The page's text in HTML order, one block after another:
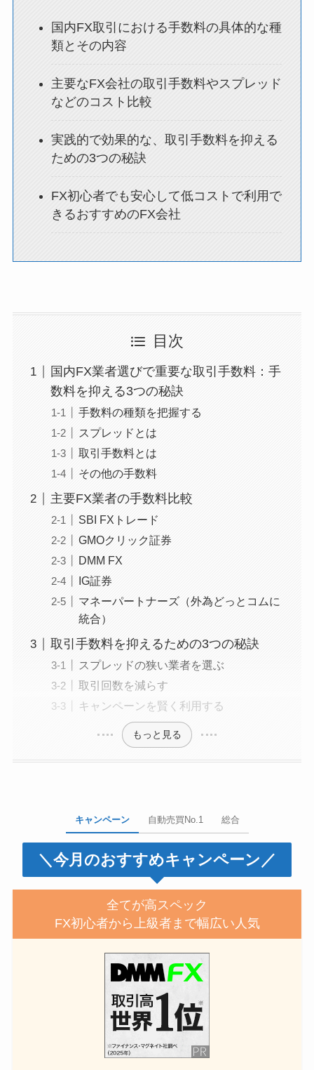
国内FX取引における手数料の具体的な種
類とその内容
主要なFX会社の取引手数料やスプレッド
などのコスト比較
実践的で効果的な、取引手数料を抑える
ための3つの秘訣
FX初心者でも安心して低コストで利用で
きるおすすめのFX会社
目次
国内FX業者選びで重要な取引手数料：手
数料を抑える3つの秘訣
手数料の種類を把握する
スプレッドとは
取引手数料とは
その他の手数料
主要FX業者の手数料比較
SBI FXトレード
GMOクリック証券
DMM FX
IG証券
マネーパートナーズ（外為どっとコムに
統合）
取引手数料を抑えるための3つの秘訣
スプレッドの狭い業者を選ぶ
取引回数を減らす
キャンペーンを賢く利用する
もっと見る
キャンペーン 自動売買No.1 総合
＼今月のおすすめキャンペーン／
全てが高スペック
FX初心者から上級者まで幅広い人気